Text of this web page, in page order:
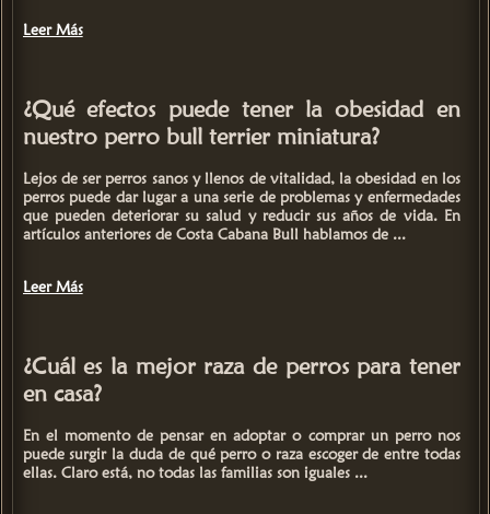
Leer Más
¿Qué efectos puede tener la obesidad en
nuestro perro bull terrier miniatura?
Lejos de ser perros sanos y llenos de vitalidad, laobesidad en los
perrospuede dar lugar a una serie de problemas y enfermedades
que pueden deteriorar su salud y reducir sus años de vida. En
artículos anteriores de Costa Cabana Bull hablamos de ...
Leer Más
¿Cuál es la mejor raza de perros para tener
en casa?
En el momento de pensar enadoptar o comprar un perronos
puede surgir la duda de qué perro o raza escoger de entre todas
ellas. Claro está, no todas las familias son iguales ...